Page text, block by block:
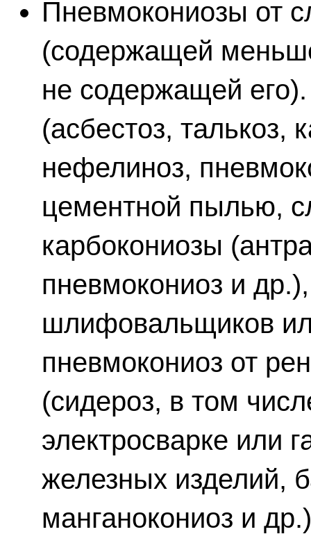
Пневмокониозы от
(содержащей
не содержащей
(асбестоз, талькоз,
нефелиноз,
цементной пылью,
карбокониозы
пневмокониоз и
шлифовальщиков
пневмокониоз от
(сидероз, в том
электросварке или
железных изделий,
манганокониоз и